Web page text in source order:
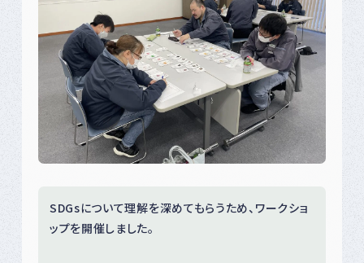
SDGsについて理解を深めてもらうため、ワークショ
ップを開催しました。